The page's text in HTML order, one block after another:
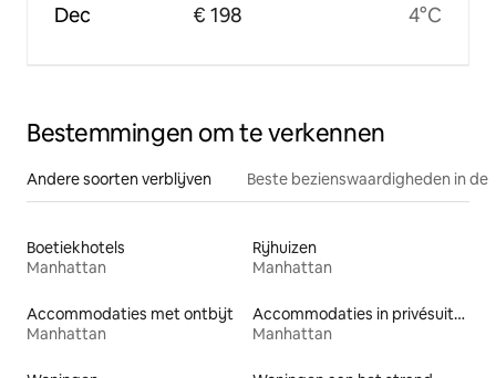
Dec € 198 4°C
Bestemmingen om te verkennen
Andere soorten verblijven Beste bezienswaardigheden in de
Boetiekhotels
Manhattan
Rijhuizen
Manhattan
Accommodaties met ontbijt
Manhattan
Accommodaties in privésuites
Manhattan